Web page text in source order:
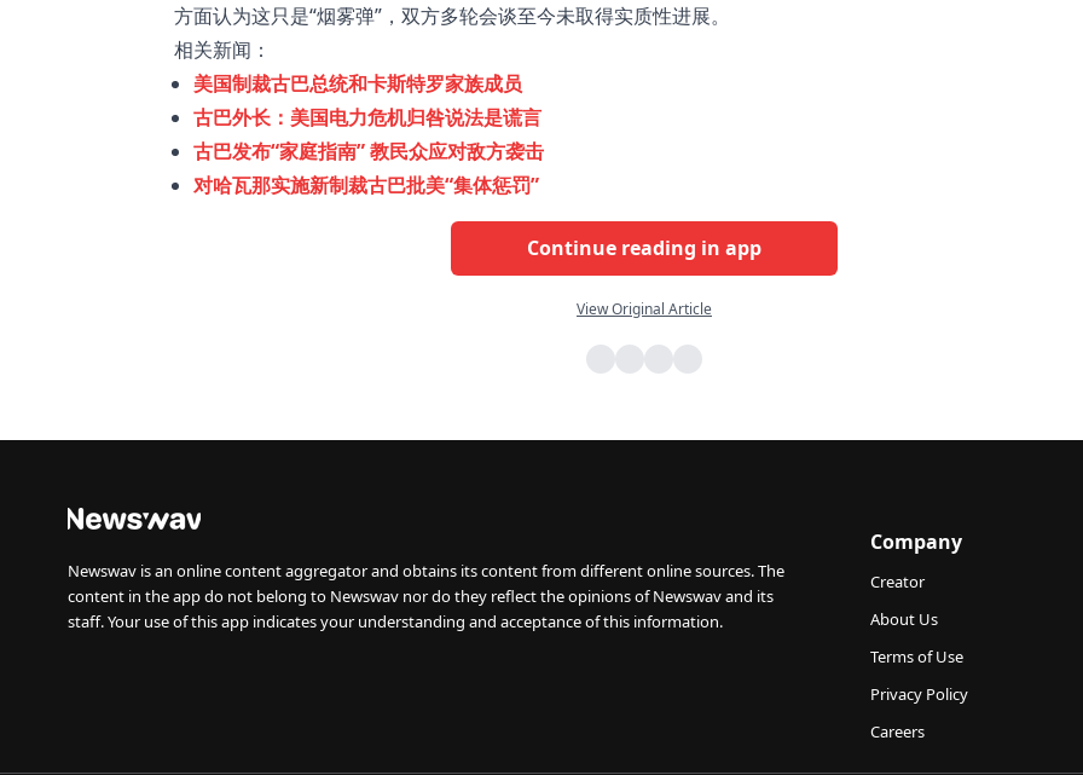
方面认为这只是“烟雾弹”，双方多轮会谈至今未取得实质性进展。
相关新闻：
美国制裁古巴总统和卡斯特罗家族成员
古巴外长：美国电力危机归咎说法是谎言
古巴发布“家庭指南” 教民众应对敌方袭击
对哈瓦那实施新制裁古巴批美“集体惩罚”
Continue reading in app
View Original Article
Newswav is an online content aggregator and obtains its content from different online sources. The
content in the app do not belong to Newswav nor do they reflect the opinions of Newswav and its
staff. Your use of this app indicates your understanding and acceptance of this information.
Company
Creator
About Us
Terms of Use
Privacy Policy
Careers